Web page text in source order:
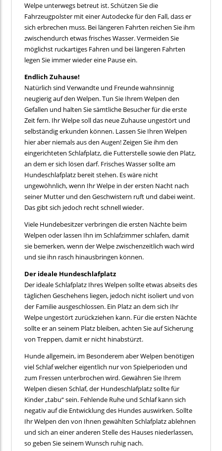
Welpe unterwegs betreut ist. Schützen Sie die
Fahrzeugpolster mit einer Autodecke für den Fall, dass er
sich erbrechen muss. Bei längeren Fahrten reichen Sie ihm
zwischendurch etwas frisches Wasser. Vermeiden Sie
möglichst ruckartiges Fahren und bei längeren Fahrten
legen Sie immer wieder eine Pause ein.
Endlich Zuhause!
Natürlich sind Verwandte und Freunde wahnsinnig
neugierig auf den Welpen. Tun Sie Ihrem Welpen den
Gefallen und halten Sie sämtliche Besucher für die erste
Zeit fern. Ihr Welpe soll das neue Zuhause ungestört und
selbständig erkunden können. Lassen Sie Ihren Welpen
hier aber niemals aus den Augen! Zeigen Sie ihm den
eingerichteten Schlafplatz, die Futterstelle sowie den Platz,
an dem er sich lösen darf. Frisches Wasser sollte am
Hundeschlafplatz bereit stehen. Es wäre nicht
ungewöhnlich, wenn Ihr Welpe in der ersten Nacht nach
seiner Mutter und den Geschwistern ruft und dabei weint.
Das gibt sich jedoch recht schnell wieder.
Viele Hundebesitzer verbringen die ersten Nächte beim
Welpen oder lassen Ihn im Schlafzimmer schlafen, damit
sie bemerken, wenn der Welpe zwischenzeitlich wach wird
und sie ihn rasch hinausbringen können.
Der ideale Hundeschlafplatz
Der ideale Schlafplatz Ihres Welpen sollte etwas abseits des
täglichen Geschehens liegen, jedoch nicht isoliert und von
der Familie ausgeschlossen. Ein Platz an dem sich Ihr
Welpe ungestört zurückziehen kann. Für die ersten Nächte
sollte er an seinem Platz bleiben, achten Sie auf Sicherung
von Treppen, damit er nicht hinabstürzt.
Hunde allgemein, im Besonderem aber Welpen benötigen
viel Schlaf welcher eigentlich nur von Spielperioden und
zum Fressen unterbrochen wird. Gewähren Sie Ihrem
Welpen diesen Schlaf, der Hundeschlafplatz sollte für
Kinder „tabu“ sein. Fehlende Ruhe und Schlaf kann sich
negativ auf die Entwicklung des Hundes auswirken. Sollte
Ihr Welpen den von Ihnen gewählten Schlafplatz ablehnen
und sich an einer anderen Stelle des Hauses niederlassen,
so geben Sie seinem Wunsch ruhig nach.